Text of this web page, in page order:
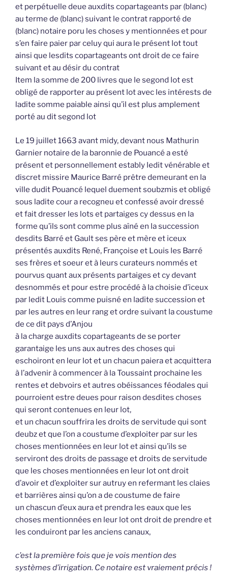
et perpétuelle deue auxdits copartageants par (blanc)
au terme de (blanc) suivant le contrat rapporté de
(blanc) notaire poru les choses y mentionnées et pour
s’en faire paier par celuy qui aura le présent lot tout
ainsi que lesdits copartageants ont droit de ce faire
suivant et au désir du contrat
Item la somme de 200 livres que le segond lot est
obligé de rapporter au présent lot avec les intérests de
ladite somme paiable ainsi qu’il est plus amplement
porté au dit segond lot
Le 19 juillet 1663 avant midy, devant nous Mathurin
Garnier notaire de la baronnie de Pouancé a esté
présent et personnellement estably ledit vénérable et
discret missire Maurice Barré prêtre demeurant en la
ville dudit Pouancé lequel duement soubzmis et obligé
sous ladite cour a recogneu et confessé avoir dressé
et fait dresser les lots et partaiges cy dessus en la
forme qu’ils sont comme plus aîné en la succession
desdits Barré et Gault ses père et mère et iceux
présentés auxdits René, Françoise et Louis les Barré
ses frères et soeur et à leurs curateurs nommés et
pourvus quant aux présents partaiges et cy devant
desnommés et pour estre procédé à la choisie d’iceux
par ledit Louis comme puisné en ladite succession et
par les autres en leur rang et ordre suivant la coustume
de ce dit pays d’Anjou
à la charge auxdits copartageants de se porter
garantaige les uns aux autres des choses qui
eschoiront en leur lot et un chacun paiera et acquittera
à l’advenir à commencer à la Toussaint prochaine les
rentes et debvoirs et autres obéissances féodales qui
pourroient estre deues pour raison desdites choses
qui seront contenues en leur lot,
et un chacun souffrira les droits de servitude qui sont
deubz et que l’on a coustume d’exploiter par sur les
choses mentionnées en leur lot et ainsi qu’ils se
serviront des droits de passage et droits de servitude
que les choses mentionnées en leur lot ont droit
d’avoir et d’exploiter sur autruy en refermant les claies
et barrières ainsi qu’on a de coustume de faire
un chascun d’eux aura et prendra les eaux que les
choses mentionnées en leur lot ont droit de prendre et
les conduiront par les anciens canaux,
c’est la première fois que je vois mention des
systèmes d’irrigation. Ce notaire est vraiement précis !